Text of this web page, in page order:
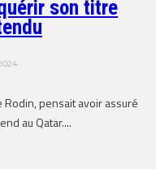
son titre
Rodin, pensait avoir assuré
au Qatar....